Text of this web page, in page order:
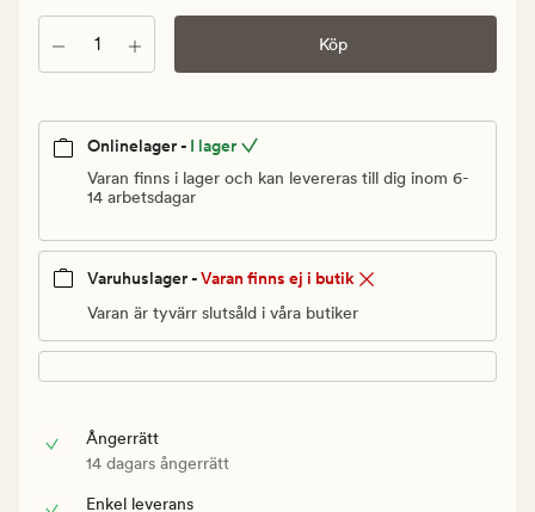
999,90
kr.
Ordinarie
23
999,90
Antal Köp
Onlinelager - I lager
Varan finns i lager och kan levereras till dig inom 6-
14 arbetsdagar
Varuhuslager -Varan finns ej i butik
Varan är tyvärr slutsåld i våra butiker
Ångerrätt
14 dagars ångerrätt
Enkel leverans